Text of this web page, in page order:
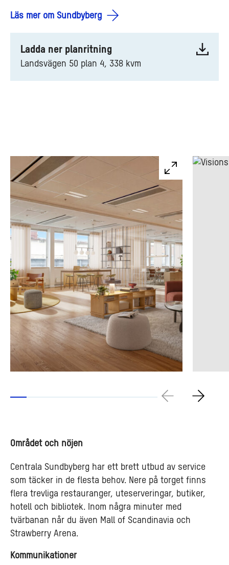
Läs mer om Sundbyberg
Ladda ner planritning
Landsvägen 50 plan 4, 338 kvm
Området och nöjen
Centrala Sundbyberg har ett brett utbud av service
som täcker in de flesta behov. Nere på torget finns
flera trevliga restauranger, uteserveringar, butiker,
hotell och bibliotek. Inom några minuter med
tvärbanan når du även Mall of Scandinavia och
Strawberry Arena.
Kommunikationer